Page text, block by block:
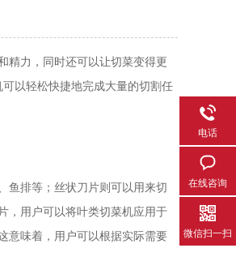
力，同时还可以让切菜变得更
以轻松快捷地完成大量的切割任
鱼排等；丝状刀片则可以用来切
，用户可以将叶类切菜机应用于
意味着，用户可以根据实际需要
电话
在线咨询
微信扫一扫